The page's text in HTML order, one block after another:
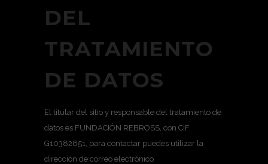
DEL
TRATAMIENTO
DE DATOS
El titular del sitio y responsable del tratamiento de
datos es FUNDACIÓN REBROSS, con CIF
G10382851, para contactar puedes utilizar la
dirección de correo electrónico